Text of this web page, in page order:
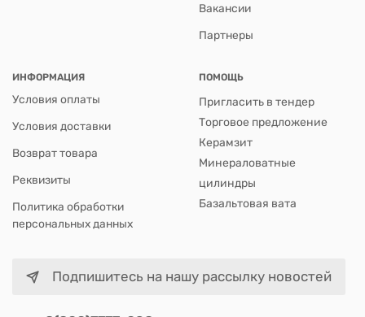
Вакансии
Партнеры
ИНФОРМАЦИЯ
Условия оплаты
Условия доставки
Возврат товара
Реквизиты
Политика обработки
персональных данных
ПОМОЩЬ
Пригласить в тендер
Торговое предложение
Керамзит
Минераловатные
цилиндры
Базальтовая вата
Подпишитесь на нашу рассылку новостей